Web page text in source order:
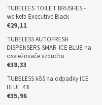
TUBELEES TOILET BRUSHES -
wc kefa Executive Black
€29,11
TUBELESS AUTOFRESH
DISPENSERS-SMAR-ICE BLUE na
osviežovače vzduchu
€38,33
TUBELESS kôš na odpadky ICE
BLUE 43L
€35,96